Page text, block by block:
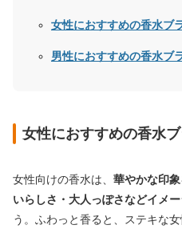
女性におすすめの香水ブ
男性におすすめの香水ブ
女性におすすめの香水
女性向けの香水は、 華やかな印
いらしさ・大人っぽさなどイメ
う。ふわっと香ると、ステキな